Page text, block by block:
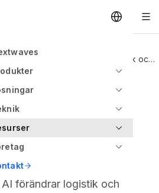
Vad är Physical AI? Ett "ChatGPT-ögonblick" för logistik och tillverkning
AI? Ett
för
förändrar logistik och